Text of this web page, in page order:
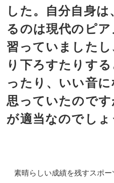
した。自分自身
るのは現代のピ
習っていました
り下ろすたりす
ったり、いい音
思っていたので
が適当なのでしょ
素晴らしい成績を残すスポー